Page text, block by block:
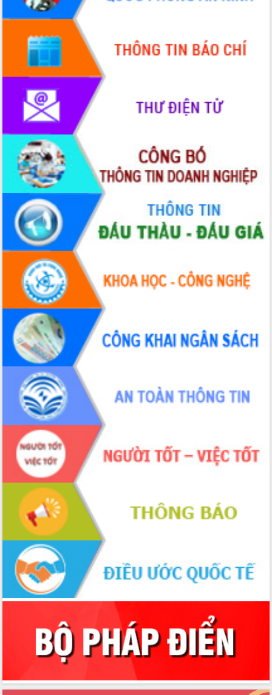
Xã Ea Phê gắn cải cách hành chính với
chuyển đổi số
Phó Chủ tịch Thường trực UBND tỉnh
Hồ Thị Nguyên Thảo làm việc tại Trung
tâm Phục vụ hành chính công xã Ea
Xây dựng nền hành chính số đồng
hành cùng nông dân dân, doanh nghiệp
Giai đoạn 2026-2030, Đắk Lắk phấn
đấu có 77% xã đạt chuẩn nông thôn
mới
Chuyển đổi số 'mở đường' cho nông
nghiệp Đắk Lắk tăng trưởng bứt phá
Triển khai đồng bộ đo đạc, lập hồ sơ
địa chính, hoàn thiện cơ sở dữ liệu đất
đai
Ứng dụng sinh trắc học - Bước tiến
trong hành trình chuyển đổi số tại Đắk
Lắk
Đắk Lắk nâng cao hiệu quả công tác
Đảng từ Sổ tay đảng viên điện tử
Đắk Lắk đẩy mạnh nuôi biển công
nghệ, hướng tới phát triển thủy sản
bền vững
Tập huấn nâng cao năng lực triển khai
chuyển đổi số cho cán bộ, công chức
cấp xã
Đắk Lắk phát động hưởng ứng Ngày
Quyền của người tiêu dùng Việt Nam
2026
Đẩy mạnh cải cách hành chính, quyết
tâm đạt được mục tiêu tăng trưởng
hai con số trong năm 2026
Tổ chức trang trọng Lễ hội Đền thờ
Lương Văn Chánh năm 2026
Phó Bí thư Tỉnh ủy Đắk Lắk Đỗ Hữu
Huy giữ chức Bí thư Đảng ủy Ủy Ban
Nhân dân tỉnh
Bệnh án điện tử thúc đẩy chuyển đổi
số y tế tại Đắk Lắk
Chuyển đổi số thư viện: Mở rộng
không gian tri thức trong thời đại số
Đánh giá, rút kinh nghiệm công tác tổ
chức diễn tập trước ngày bầu cử
Chương trình “Gặp gỡ hữu nghị –
Friendship Meeting New Year 2026”
Bầu cử Quốc hội và HĐND: Cử tri Đắk
Lắk gửi gắm niềm tin, kỳ vọng vào lá
Đắk Lắk sẵn sàng các điều kiện cho
khóa XVI và HĐND các cấp nhiệm kỳ